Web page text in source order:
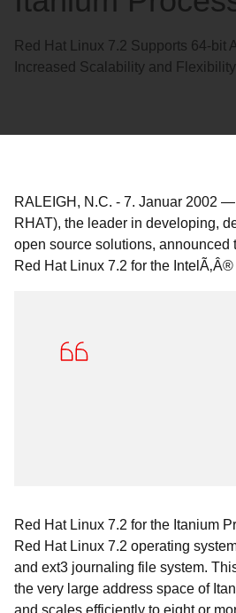
Red Hat Linux 7.2 Supports 64-bit
Increased Scalability and
RALEIGH, N.C. - 7. Januar 2002 —
RHAT), the leader in developing,
open source solutions, announced
Red Hat Linux 7.2 for the
Red Hat Linux 7.2 for the Itanium
Red Hat Linux 7.2 operating
and ext3 journaling file system.
the very large address space of
and scales efficiently to eight or